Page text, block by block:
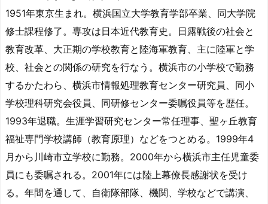
1951年東京生まれ。横浜国立大学教育学部卒業、同大学院
修士課程修了。専攻は日本近代教育史。日露戦後の社会と
教育改革、大正期の学校教育と陸海軍教育、主に陸軍と学
校、社会との関係の研究を行なう。横浜市の小学校で勤務
するかたわら、横浜市情報処理教育センター研究員、同小
学校理科研究会役員、同研修センター委嘱役員等を歴任。
1993年退職。生涯学習研究センター常任理事、聖ヶ丘教育
福祉専門学校講師（教育原理）などをつとめる。1999年4
月から川崎市立学校に勤務。2000年から横浜市主任児童委
員にも委嘱される。2001年には陸上幕僚長感謝状を受け
る。年間を通して、自衛隊部隊、機関、学校などで講演、